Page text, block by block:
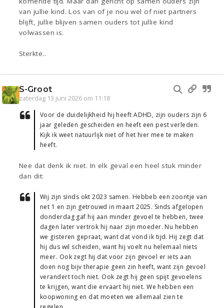
van jullie kind. Los van of je nou wel of niet partners
blijft, jullie blijven samen ouders tot jullie kind
volwassen is.
Sterkte..
S-Groot
zaterdag 13 juni 2026 om 11:18
Voor de duidelijkheid hij heeft ADHD, zijn ouders zijn 6
jaar geleden gescheiden en heeft een pest verleden.
Kijk ik weet natuurlijk niet of het hier mee te maken
heeft.
Nee dat denk ik niet. In elk geval een heel stuk minder
dan dit:
Wij zijn sinds okt 2023 samen. Hebbeb een zoontje van
net 1 en zijn getrouwd in maart 2025. Sinds afgelopen
donderdag gaf hij aan minder gevoel te hebben, twee
dagen later vertrok hij naar zijn moeder. Nu hebben
we gisteren gepraat, want dat vond ik tijd. Hij zegt dat
hij dus wil scheiden, want hij voelt nu helemaal niets
meer. Ook zegt hij dat voor zijn gevoel er iets aan
doen nog bijv therapie geen zin heeft, want zijn gevoel
verandert toch niet. Ook zegt hij geen spijt gevoelens
te krijgen, want die ervaart hij niet. We hebben een
koopwoning en dat moeten we allemaal zien te